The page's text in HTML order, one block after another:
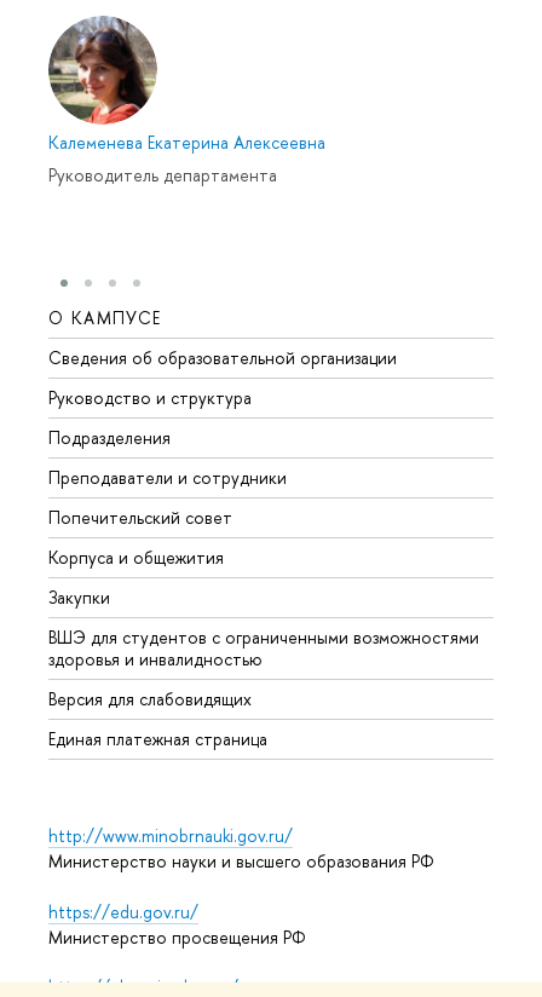
Калеменева Екатерина Алексеевна
Руководитель департамента
О КАМПУСЕ
Сведения об образовательной организации
Руководство и структура
Подразделения
Преподаватели и сотрудники
Попечительский совет
Корпуса и общежития
Закупки
ВШЭ для студентов с ограниченными возможностями
здоровья и инвалидностью
Версия для слабовидящих
Единая платежная страница
http://www.minobrnauki.gov.ru/
Министерство науки и высшего образования РФ
https://edu.gov.ru/
Министерство просвещения РФ
https://elearning.hse.ru/mooc